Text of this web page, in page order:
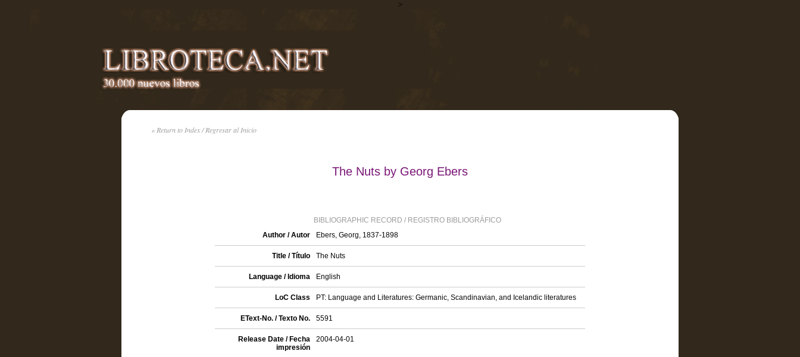
>
« Return to Index / Regresar al Inicio
The Nuts by Georg Ebers
BIBLIOGRAPHIC RECORD / REGISTRO BIBLIOGRÁFICO
Author / Autor
Ebers, Georg, 1837-1898
Title / Título The Nuts
Language / Idioma English
LoC Class PT: Language and Literatures: Germanic, Scandinavian, and Icelandic literatures
EText-No. / Texto No. 5591
Release Date / Fecha
impresión
2004-04-01